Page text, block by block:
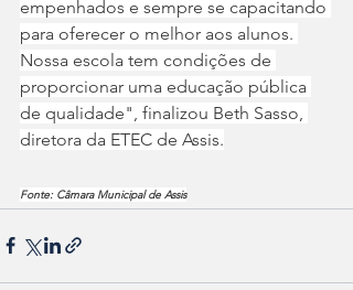
empenhados e sempre se capacitando
para oferecer o melhor aos alunos.
Nossa escola tem condições de
proporcionar uma educação pública
de qualidade", finalizou Beth Sasso,
diretora da ETEC de Assis.
Fonte: Câmara Municipal de Assis